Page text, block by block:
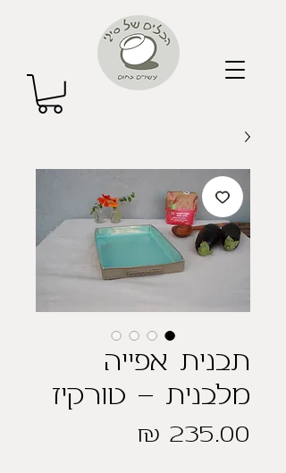
תבנית אפייה
מלבנית - טורקיז
מחיר